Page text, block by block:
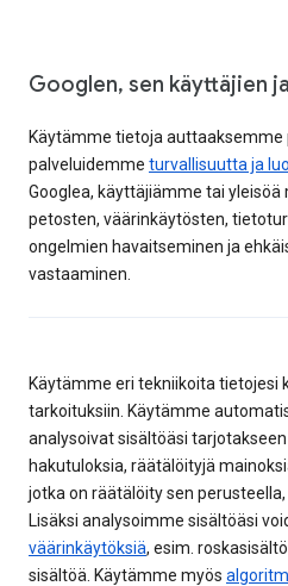
Googlen, sen käyttäjien
Käytämme tietoja auttaaksemme
palveluidemme turvallisuutta ja
Googlea, käyttäjiämme tai
petosten, väärinkäytösten,
ongelmien havaitseminen ja
vastaaminen.
Käytämme eri tekniikoita tietojesi
tarkoituksiin. Käytämme
analysoivat sisältöäsi
hakutuloksia, räätälöityjä
jotka on räätälöity sen
Lisäksi analysoimme sisältöäsi
väärinkäytöksiä, esim.
sisältöä. Käytämme myös